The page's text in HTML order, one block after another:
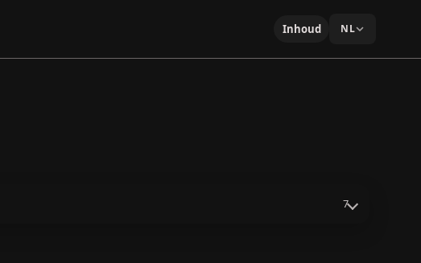
Inhoud NL
7